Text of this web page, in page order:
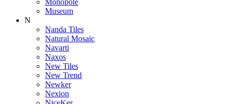
Museum
N
Nanda Tiles
Natural Mosaic
Navarti
Naxos
New Tiles
New Trend
Newker
Nexion